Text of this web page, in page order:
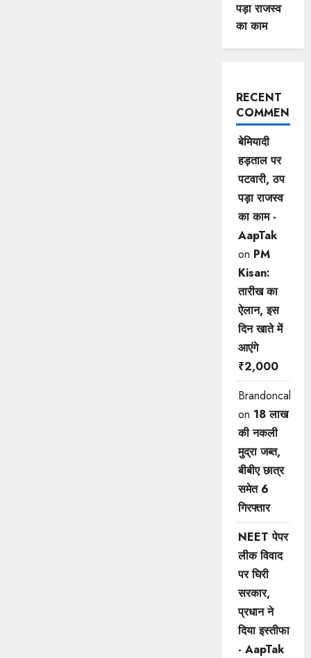
पड़ा राजस्व
का काम
RECENT
COMMENTS
बेमियादी
हड़ताल पर
पटवारी, ठप
पड़ा राजस्व
का काम -
AapTak
on PM
Kisan:
तारीख का
ऐलान, इस
दिन खाते में
आएंगे
₹2,000
Brandoncah
on 18 लाख
की नकली
मुद्रा जब्त,
बीबीए छात्र
समेत 6
गिरफ्तार
NEET पेपर
लीक विवाद
पर घिरी
सरकार,
प्रधान ने
दिया इस्तीफा
- AapTak